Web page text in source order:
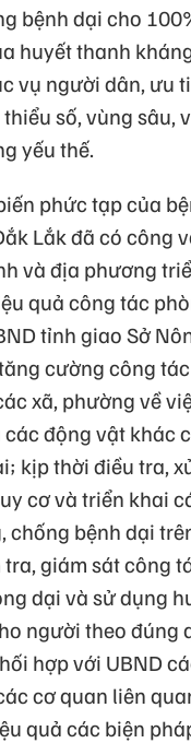
bệnh dại cho
huyết thanh
vụ người dân, ưu
số, vùng sâu,
yếu thế.
phức tạp của
Lắk đã có công
và địa phương
quả công tác
tỉnh giao Sở
cường công
xã, phường về
các động vật khác
kịp thời điều tra,
cơ và triển khai
chống bệnh dại
tra, giám sát công
dại và sử dụng
người theo đúng
hợp với UBND
cơ quan liên
quả các biện